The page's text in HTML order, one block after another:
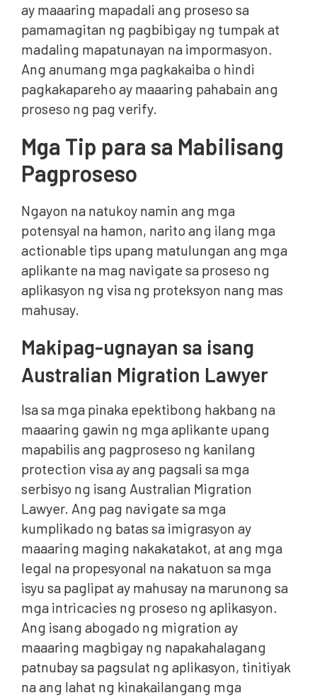
ay maaaring mapadali ang proseso sa
pamamagitan ng pagbibigay ng tumpak at
madaling mapatunayan na impormasyon.
Ang anumang mga pagkakaiba o hindi
pagkakapareho ay maaaring pahabain ang
proseso ng pag verify.
Mga Tip para sa Mabilisang
Pagproseso
Ngayon na natukoy namin ang mga
potensyal na hamon, narito ang ilang mga
actionable tips upang matulungan ang mga
aplikante na mag navigate sa proseso ng
aplikasyon ng visa ng proteksyon nang mas
mahusay.
Makipag-ugnayan sa isang
Australian Migration Lawyer
Isa sa mga pinaka epektibong hakbang na
maaaring gawin ng mga aplikante upang
mapabilis ang pagproseso ng kanilang
protection visa ay ang pagsali sa mga
serbisyo ng isang Australian Migration
Lawyer. Ang pag navigate sa mga
kumplikado ng batas sa imigrasyon ay
maaaring maging nakakatakot, at ang mga
legal na propesyonal na nakatuon sa mga
isyu sa paglipat ay mahusay na marunong sa
mga intricacies ng proseso ng aplikasyon.
Ang isang abogado ng migration ay
maaaring magbigay ng napakahalagang
patnubay sa pagsulat ng aplikasyon, tinitiyak
na ang lahat ng kinakailangang mga